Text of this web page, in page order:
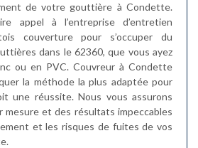
de votre gouttière à Condette.
appel à l’entreprise d’entretien
couverture pour s’occuper du
dans le 62360, que vous ayez
ou en PVC. Couvreur à Condette
la méthode la plus adaptée pour
une réussite. Nous vous assurons
et des résultats impeccables
et les risques de fuites de vos